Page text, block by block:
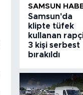
SAMSUN
Samsun'da
klipte tüfek
kullanan
3 kişi serbest
bırakıldı